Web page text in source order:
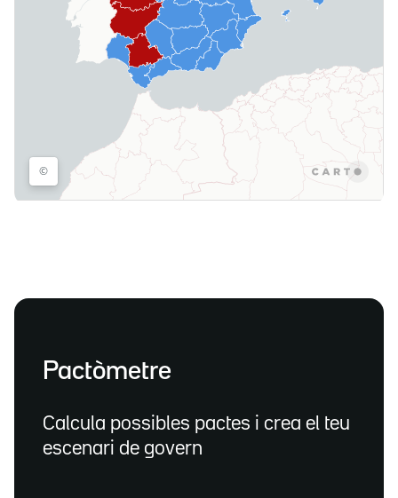
Pactòmetre
Calcula possibles pactes i crea el teu
escenari de govern